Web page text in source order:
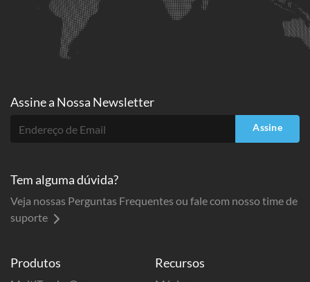
Produtos Recursos
Assine a Nossa Newsletter
Assine
Tem alguma dúvida?
Veja nossas Perguntas Frequentes ou fale com nosso time de
suporte